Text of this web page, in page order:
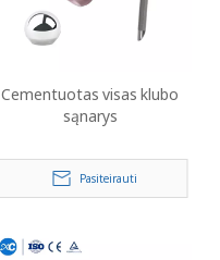
Cementuotas visas klubo
sąnarys
Pasiteirauti